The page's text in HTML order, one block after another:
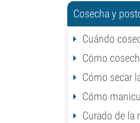
Cosecha y
Cuándo
Cómo
Cómo secar
Cómo
Curado de la